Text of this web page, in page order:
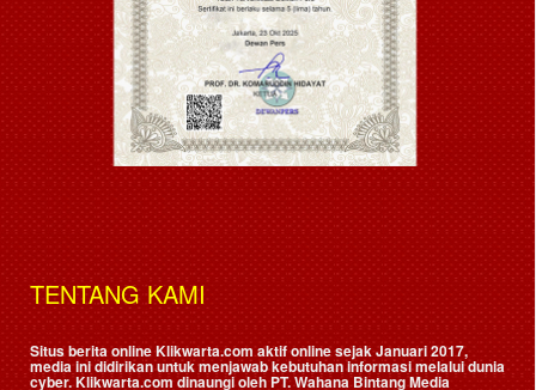
TENTANG KAMI
Situs berita online Klikwarta.com aktif online sejak Januari 2017,
media ini didirikan untuk menjawab kebutuhan informasi melalui dunia
cyber. Klikwarta.com dinaungi oleh PT. Wahana Bintang Media